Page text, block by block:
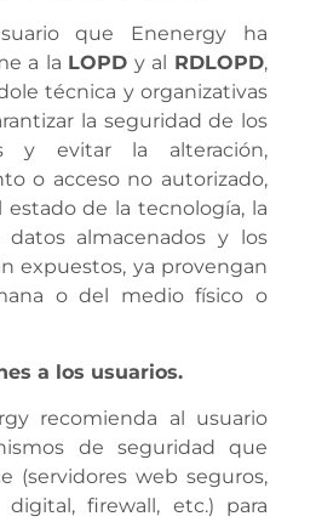
que Enenergy ha
a la LOPD y al RDLOPD,
técnica y organizativas
la seguridad de los
y evitar la alteración,
o acceso no autorizado,
de la tecnología, la
datos almacenados y los
expuestos, ya provengan
o del medio físico o
a los usuarios.
recomienda al usuario
de seguridad que
(servidores web seguros,
digital, firewall, etc.) para